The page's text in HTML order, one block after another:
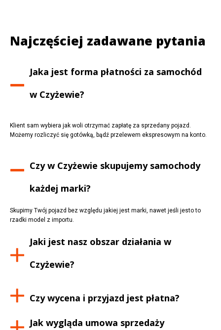
Najczęściej zadawane pytania
Jaka jest forma płatności za samochód
w Czyżewie?
Klient sam wybiera jak woli otrzymać zapłatę za sprzedany pojazd.
Możemy rozliczyć się gotówką, bądź przelewem ekspresowym na konto.
Czy w Czyżewie skupujemy samochody
każdej marki?
Skupimy Twój pojazd bez względu jakiej jest marki, nawet jeśli jesto to
rzadki model z importu.
Jaki jest nasz obszar działania w
Czyżewie?
Czy wycena i przyjazd jest płatna?
Jak wygląda umowa sprzedaży